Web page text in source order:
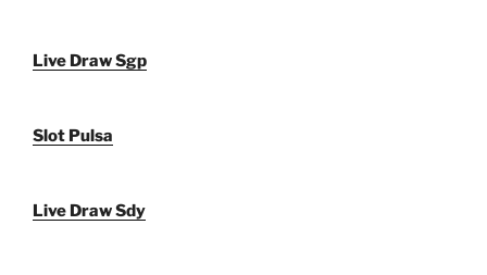
Live Draw Sgp
Slot Pulsa
Live Draw Sdy